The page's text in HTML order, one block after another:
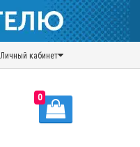
Личный кабинет
0